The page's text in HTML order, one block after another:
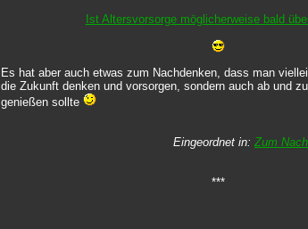
Ist Altersvorsorge möglicherweise bald
Es hat aber auch etwas zum Nachdenken, dass man
die Zukunft denken und vorsorgen, sondern auch ab und
genießen sollte
Eingeordnet in: Zum
***